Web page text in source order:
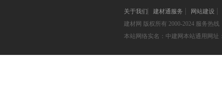
关于我们 建材通服务
网站建设
建材网 版权所有 2000-2024 服务热线
本站网络实名：中建网本站通用网址